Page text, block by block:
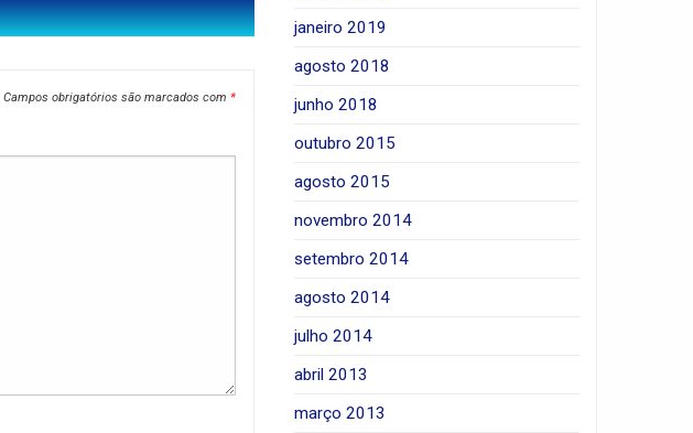
Campos obrigatórios são marcados com *
janeiro 2019
agosto 2018
junho 2018
outubro 2015
agosto 2015
novembro 2014
setembro 2014
agosto 2014
julho 2014
abril 2013
março 2013